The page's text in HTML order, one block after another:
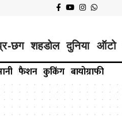
छग शहडोल दुनिया ऑटो
फैशन कुकिंग बायोग्राफी